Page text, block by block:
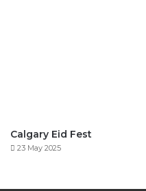
Calgary Eid Fest
23 May 2025